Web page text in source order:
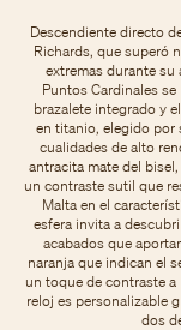
Descendiente directo
Richards, que superó
extremas durante su
Puntos Cardinales
brazalete integrado y
en titanio, elegido por
cualidades de alto
antracita mate del
un contraste sutil que
Malta en el
esfera invita a
acabados que
naranja que indican el
un toque de contraste a
reloj es personalizable
dos